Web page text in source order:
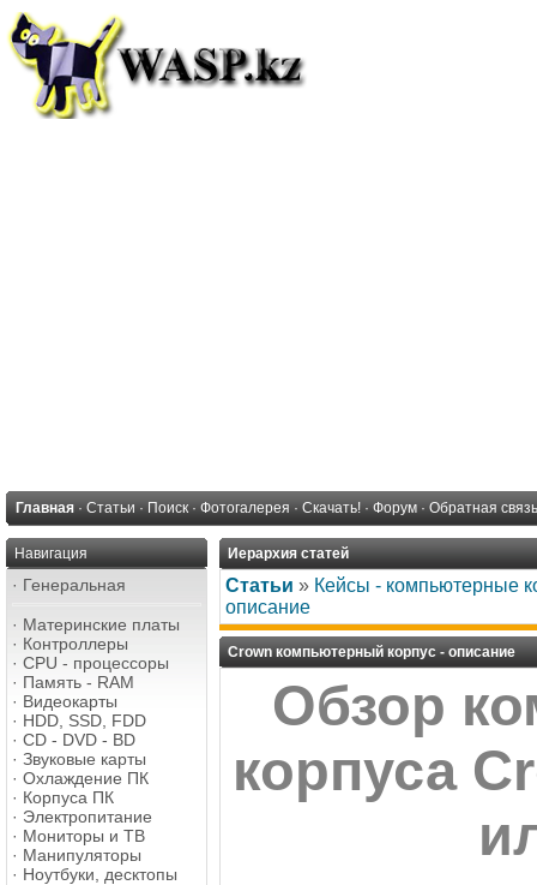
Главная · Статьи · Поиск · Фотогалерея · Скачать! · Форум · Обратная связь
Навигация
· Генеральная
· Материнские платы
· Контроллеры
· CPU - процессоры
· Память - RAM
· Видеокарты
· HDD, SSD, FDD
· CD - DVD - BD
· Звуковые карты
· Охлаждение ПК
· Корпуса ПК
· Электропитание
· Мониторы и ТВ
· Манипуляторы
· Ноутбуки, десктопы
Иерархия статей
Статьи » Кейсы - компьютерные
описание
Crown компьютерный корпус - описание
Обзор
корпуса